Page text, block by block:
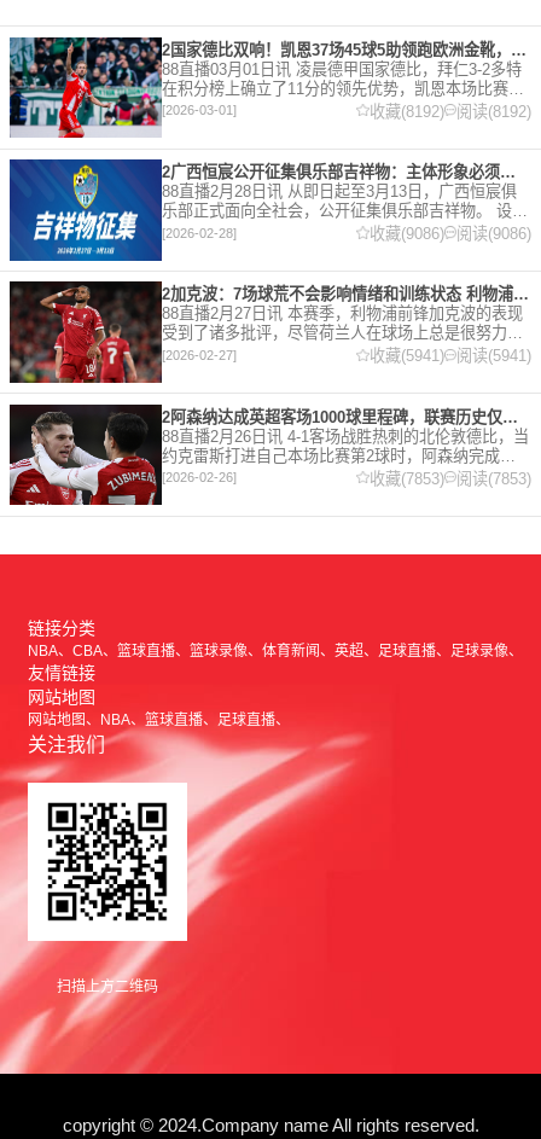
2国家德比双响！凯恩37场45球5助领跑欧洲金靴，32岁保持赛季全勤
88直播03月01日讯 凌晨德甲国家德比，拜仁3-2多特
在积分榜上确立了11分的领先优势，凯恩本场比赛上
演双响。 本赛季32岁的凯恩仍然保持着超高的效率，
在到目前为止保持全勤，出战37场比赛，狂轰45
[2026-03-01] 收藏(8192) 阅读(8192)
2广西恒宸公开征集俱乐部吉祥物：主体形象必须为龙
88直播2月28日讯 从即日起至3月13日，广西恒宸俱
乐部正式面向全社会，公开征集俱乐部吉祥物。 设计
要求 1. 主体形象：必须为龙。龙，是中华民族的精神
[2026-02-28] 收藏(9086) 阅读(9086)
2加克波：7场球荒不会影响情绪和训练状态 利物浦如今已不容有失
88直播2月27日讯 本赛季，利物浦前锋加克波的表现
受到了诸多批评，尽管荷兰人在球场上总是很努力。
在接受天空体育采访时，他谈论了诸多话题。 关于球
队对赛季目前情况的看法 这是一个很好的问题。这个
赛季并
[2026-02-27] 收藏(5941) 阅读(5941)
2阿森纳达成英超客场1000球里程碑，联赛历史仅次于曼联的1063球
88直播2月26日讯 4-1客场战胜热刺的北伦敦德比，当
约克雷斯打进自己本场比赛第2球时，阿森纳完成了
一项了不起的成就，枪手成为英超历史第2支在客场
打进1000球的球队，仅次于曼联的1063球。阿森纳
[2026-02-26] 收藏(7853) 阅读(7853)
链接分类
NBA CBA 篮球直播 篮球录像 体育新闻 英超 足球直播 足球录像
友情链接
网站地图
网站地图 NBA 篮球直播 足球直播
关注我们
扫描上方二维码
copyright © 2024.Company name All rights reserved.